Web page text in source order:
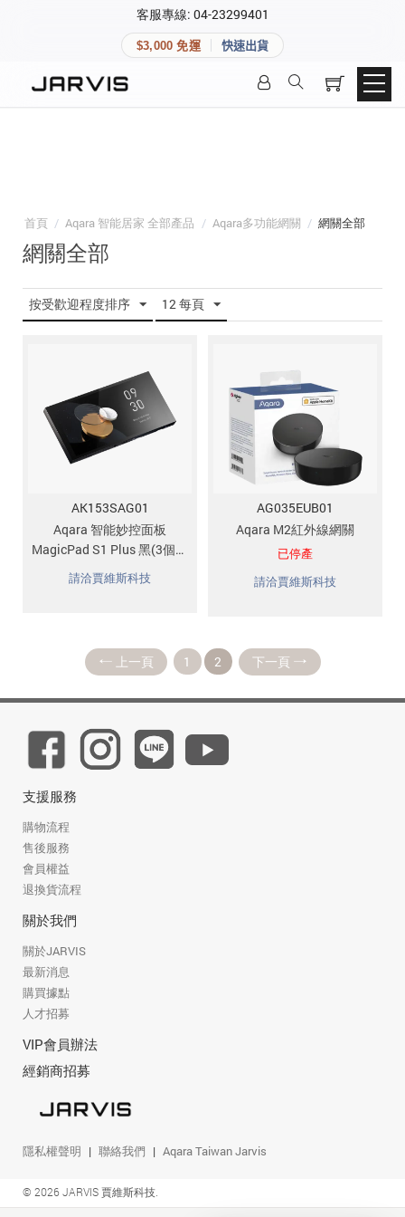
客服專線: 04-23299401
$3,000 免運 快速出貨
首頁 / Aqara 智能居家 全部產品 / Aqara多功能網關 / 網關全部
網關全部
按受歡迎程度排序 12 每頁
AK153SAG01
Aqara 智能妙控面板
MagicPad S1 Plus 黑(3個迴
路)
請洽賈維斯科技
AG035EUB01
Aqara M2紅外線網關
已停產
請洽賈維斯科技
上一頁 1 2 下一頁
支援服務
購物流程
售後服務
會員權益
退換貨流程
關於我們
關於JARVIS
最新消息
購買據點
人才招募
VIP會員辦法
經銷商招募
隱私權聲明 聯絡我們 Aqara Taiwan Jarvis
© 2026 JARVIS 賈維斯科技.
快速連結
登入後可查看訂單、會員資料與收藏清單。
建立新帳號
追蹤我的訂單
會員資料管理
加入 JARVIS VIP